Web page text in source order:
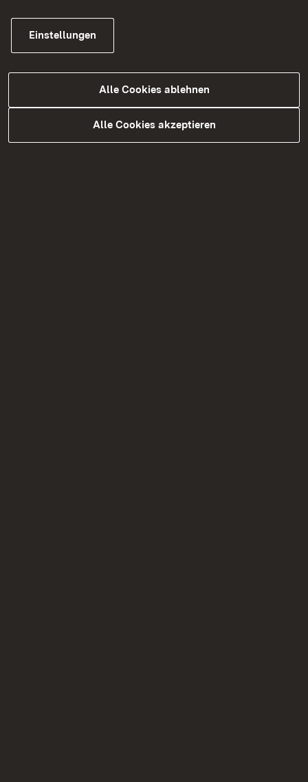
§ 20 Abs. 1 der Klärschlammverordnung –
von Entsorgungsunternehmen zu
Einstellungen
Alle Cookies ablehnen
Alle Cookies akzeptieren